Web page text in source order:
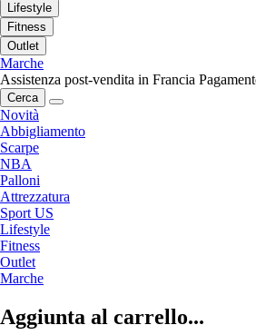
Lifestyle
Fitness
Outlet
Marche
Assistenza post-vendita in Francia
Cerca
Novità
Abbigliamento
Scarpe
NBA
Palloni
Attrezzatura
Sport US
Lifestyle
Fitness
Outlet
Marche
Aggiunta al carrello...